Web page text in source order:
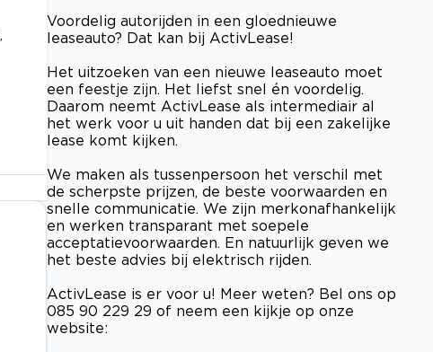
Voordelig autorijden in een gloednieuwe
leaseauto? Dat kan bij ActivLease!
Het uitzoeken van een nieuwe leaseauto moet
een feestje zijn. Het liefst snel én voordelig.
Daarom neemt ActivLease als intermediair al
het werk voor u uit handen dat bij een zakelijke
lease komt kijken.
We maken als tussenpersoon het verschil met
de scherpste prijzen, de beste voorwaarden en
snelle communicatie. We zijn merkonafhankelijk
en werken transparant met soepele
acceptatievoorwaarden. En natuurlijk geven we
het beste advies bij elektrisch rijden.
ActivLease is er voor u! Meer weten? Bel ons op
085 90 229 29 of neem een kijkje op onze
website: